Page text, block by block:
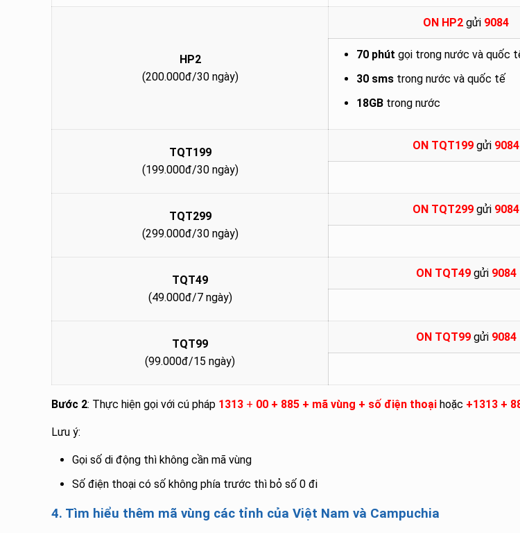
HP2
(200.000đ/30 ngày)
ON HP2 gửi 9084
70 phút gọi trong nước và quốc
30 sms trong nước và quốc tế
18GB trong nước
TQT199
(199.000đ/30 ngày)
ON TQT199 gửi 9084
TQT299
(299.000đ/30 ngày)
ON TQT299 gửi 9084
TQT49
(49.000đ/7 ngày)
ON TQT49gửi 9084
TQT99
(99.000đ/15 ngày)
ON TQT99gửi 9084
Bước 2: Thực hiện gọi với cú pháp 1313 + 00 + 885 + mã vùng + số điện thoại hoặc +1313 +
Lưu ý:
Gọi số di động thì không cần mã vùng
Số điện thoại có số không phía trước thì bỏ số 0 đi
4. Tìm hiểu thêm mã vùng các tỉnh của Việt Nam và Campuchia